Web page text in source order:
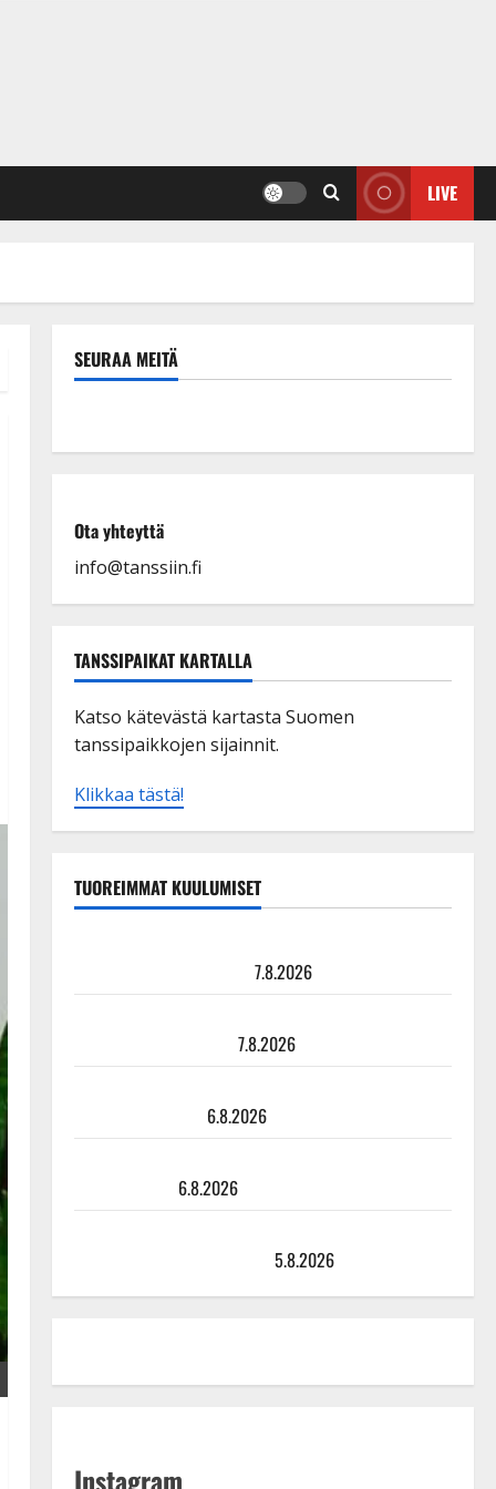
LIVE
SEURAA MEITÄ
Ota yhteyttä
info@tanssiin.fi
TANSSIPAIKAT KARTALLA
Katso kätevästä kartasta Suomen
tanssipaikkojen sijainnit.
Klikkaa tästä!
TUOREIMMAT KUULUMISET
7.8.2026
7.8.2026
6.8.2026
6.8.2026
5.8.2026
Instagram